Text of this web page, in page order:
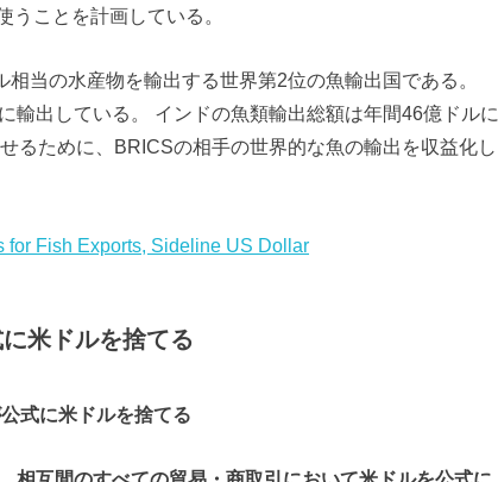
ことを計画している。
当の水産物を輸出する世界第2位の魚輸出国である。
輸出している。 インドの魚類輸出総額は年間46億ドルに
るために、BRICSの相手の世界的な魚の輸出を収益化し
for Fish Exports, Sideline US Dollar
米ドルを捨てる
式に米ドルを捨てる